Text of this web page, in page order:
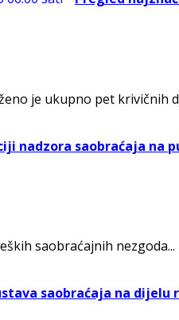
je ukupno pet krivičnih
nadzora saobraćaja na
saobraćajnih nezgoda...
saobraćaja na dijelu